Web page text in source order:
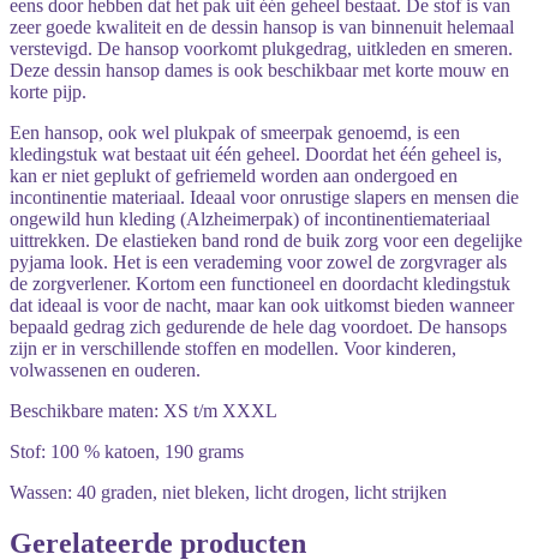
eens door hebben dat het pak uit één geheel bestaat. De stof is van
zeer goede kwaliteit en de dessin hansop is van binnenuit helemaal
verstevigd. De hansop voorkomt plukgedrag, uitkleden en smeren.
Deze dessin hansop dames is ook beschikbaar met korte mouw en
korte pijp.
Een hansop, ook wel plukpak of smeerpak genoemd, is een
kledingstuk wat bestaat uit één geheel. Doordat het één geheel is,
kan er niet geplukt of gefriemeld worden aan ondergoed en
incontinentie materiaal. Ideaal voor onrustige slapers en mensen die
ongewild hun kleding (Alzheimerpak) of incontinentiemateriaal
uittrekken. De elastieken band rond de buik zorg voor een degelijke
pyjama look. Het is een verademing voor zowel de zorgvrager als
de zorgverlener. Kortom een functioneel en doordacht kledingstuk
dat ideaal is voor de nacht, maar kan ook uitkomst bieden wanneer
bepaald gedrag zich gedurende de hele dag voordoet. De hansops
zijn er in verschillende stoffen en modellen. Voor kinderen,
volwassenen en ouderen.
Beschikbare maten: XS t/m XXXL
Stof: 100 % katoen, 190 grams
Wassen: 40 graden, niet bleken, licht drogen, licht strijken
Gerelateerde producten